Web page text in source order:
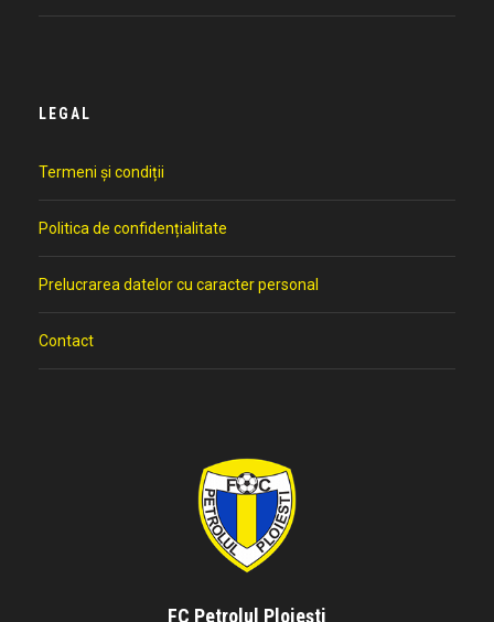
LEGAL
Termeni și condiții
Politica de confidențialitate
Prelucrarea datelor cu caracter personal
Contact
FC Petrolul Ploiești